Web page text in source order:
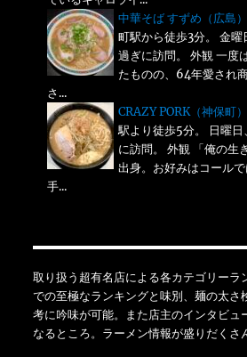
中華そば すずめ（広島
町駅から徒歩3分。 金曜
過ぎに訪問。 外観 一度
たものの、64年愛され
さ...
CRAZY PORK（神保町）
駅より徒歩5分。 日曜日
に訪問。 外観 「俺の生
出身。お好みはコールで
手...
取り扱う超有名店による各カテゴリーラ
での至極なランキングと味別、麺の太さ
考に吟味が可能。また店主のインタビュ
なるところ。ラーメン情報が盛りだくさ